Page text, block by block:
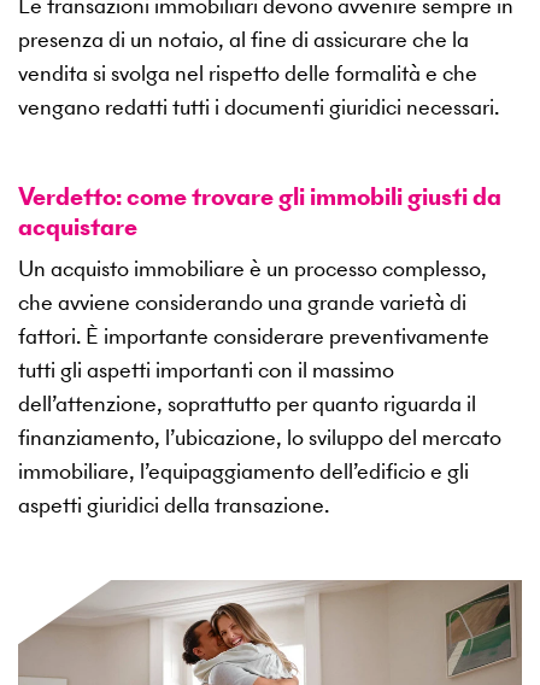
presenza di un notaio, al fine di assicurare che la
vendita si svolga nel rispetto delle formalità e che
vengano redatti tutti i documenti giuridici necessari.
Verdetto: come trovare gli immobili giusti da
acquistare
Un acquisto immobiliare è un processo complesso,
che avviene considerando una grande varietà di
fattori. È importante considerare preventivamente
tutti gli aspetti importanti con il massimo
dell’attenzione, soprattutto per quanto riguarda il
finanziamento, l’ubicazione, lo sviluppo del mercato
immobiliare, l’equipaggiamento dell’edificio e gli
aspetti giuridici della transazione.